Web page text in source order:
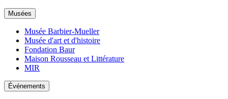
Musées
Musée Barbier-Mueller
Musée d'art et d'histoire
Fondation Baur
Maison Rousseau et Littérature
MIR
Événements